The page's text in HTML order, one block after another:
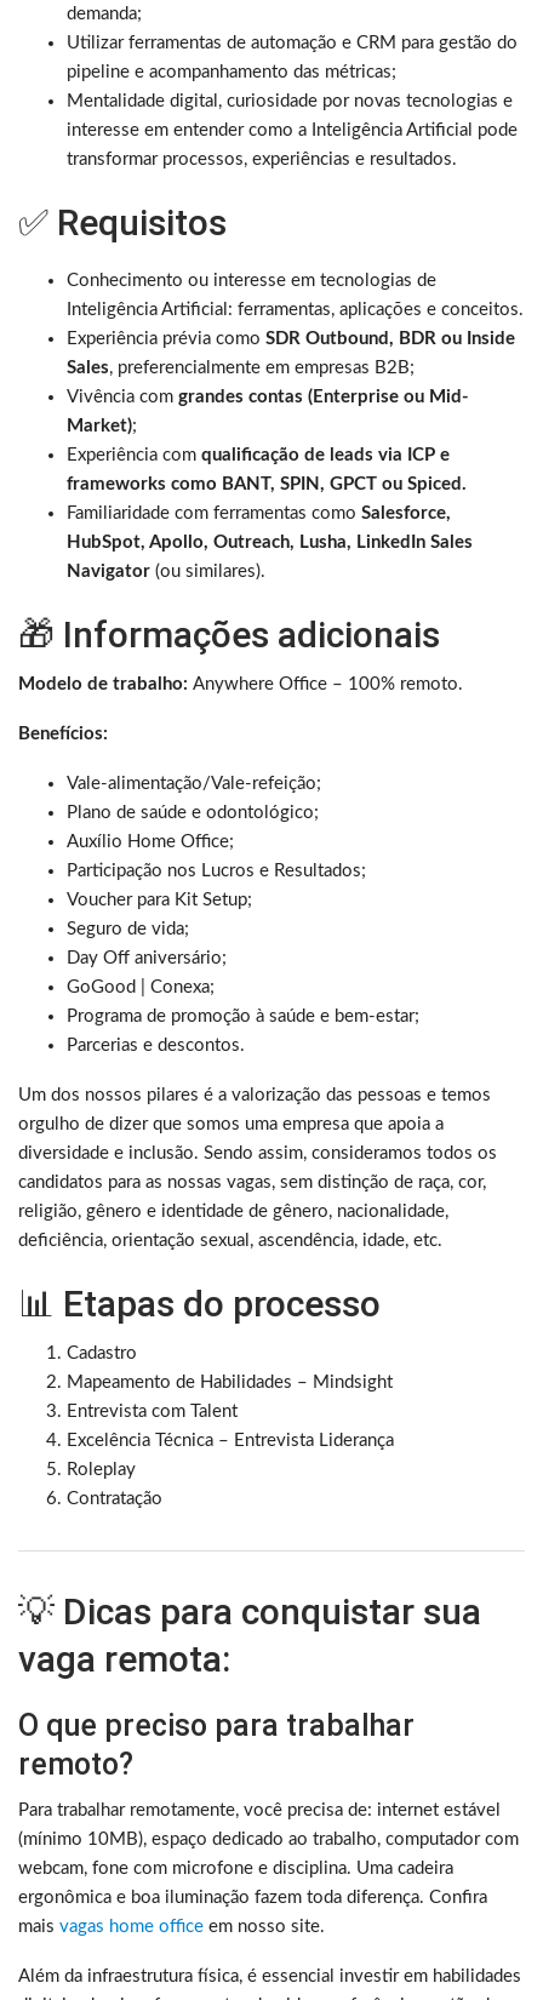
demanda;
Utilizar ferramentas de automação e CRM para gestão do
pipeline e acompanhamento das métricas;
Mentalidade digital, curiosidade por novas tecnologias e
interesse em entender como a Inteligência Artificial pode
transformar processos, experiências e resultados.
✅ Requisitos
Conhecimento ou interesse em tecnologias de
Inteligência Artificial: ferramentas, aplicações e conceitos.
Experiência prévia como SDR Outbound, BDR ou Inside
Sales, preferencialmente em empresas B2B;
Vivência com grandes contas (Enterprise ou Mid-
Market);
Experiência com qualificação de leads via ICP e
frameworks como BANT, SPIN, GPCT ou Spiced.
Familiaridade com ferramentas como Salesforce,
HubSpot, Apollo, Outreach, Lusha, LinkedIn Sales
Navigator (ou similares).
🎁 Informações adicionais
Modelo de trabalho: Anywhere Office – 100% remoto.
Benefícios:
Vale-alimentação/Vale-refeição; ​
Plano de saúde e odontológico; ​
Auxílio Home Office;
Participação nos Lucros e Resultados; ​
Voucher para Kit Setup;
Seguro de vida;
Day Off aniversário;
GoGood | Conexa;
Programa de promoção à saúde e bem-estar;​
Parcerias e descontos.​
Um dos nossos pilares é a valorização das pessoas e temos
orgulho de dizer que somos uma empresa que apoia a
diversidade e inclusão. Sendo assim, consideramos todos os
candidatos para as nossas vagas, sem distinção de raça, cor,
religião, gênero e identidade de gênero, nacionalidade,
deficiência, orientação sexual, ascendência, idade, etc.​
📊 Etapas do processo
Cadastro
Mapeamento de Habilidades – Mindsight
Entrevista com Talent
Excelência Técnica – Entrevista Liderança
Roleplay
Contratação
💡 Dicas para conquistar sua
vaga remota:
O que preciso para trabalhar
remoto?
Para trabalhar remotamente, você precisa de: internet estável
(mínimo 10MB), espaço dedicado ao trabalho, computador com
webcam, fone com microfone e disciplina. Uma cadeira
ergonômica e boa iluminação fazem toda diferença. Confira
mais vagas home office em nosso site.
Além da infraestrutura física, é essencial investir em habilidades